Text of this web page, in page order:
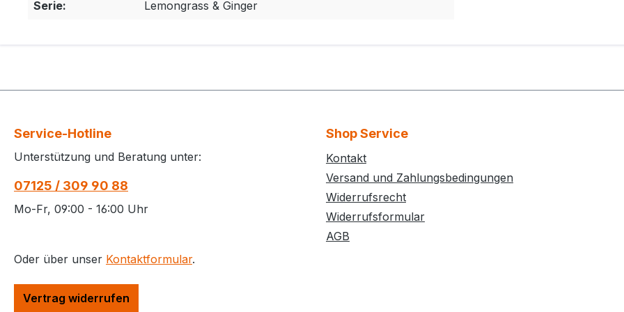
Serie: Lemongrass & Ginger
Service-Hotline
Unterstützung und Beratung unter:
07125 / 309 90 88
Mo-Fr, 09:00 - 16:00 Uhr
Oder über unser Kontaktformular.
Vertrag widerrufen
Shop Service
Kontakt
Versand und Zahlungsbedingungen
Widerrufsrecht
Widerrufsformular
AGB